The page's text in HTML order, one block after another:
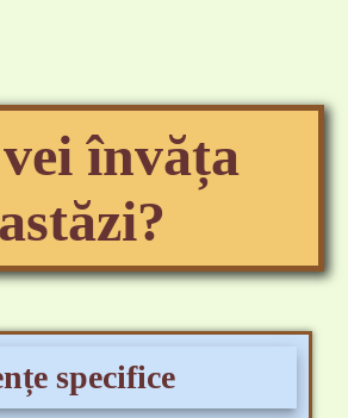
învăța
astăzi?
specifice